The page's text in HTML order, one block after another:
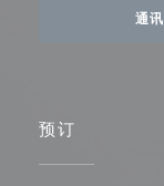
通讯
预订